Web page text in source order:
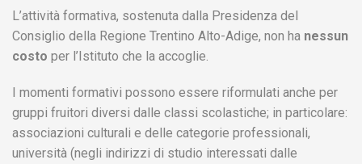
L’attività formativa, sostenuta dalla Presidenza del
Consiglio della Regione Trentino Alto-Adige, non ha nessun
costo per l’Istituto che la accoglie.
I momenti formativi possono essere riformulati anche per
gruppi fruitori diversi dalle classi scolastiche; in particolare:
associazioni culturali e delle categorie professionali,
università (negli indirizzi di studio interessati dalle